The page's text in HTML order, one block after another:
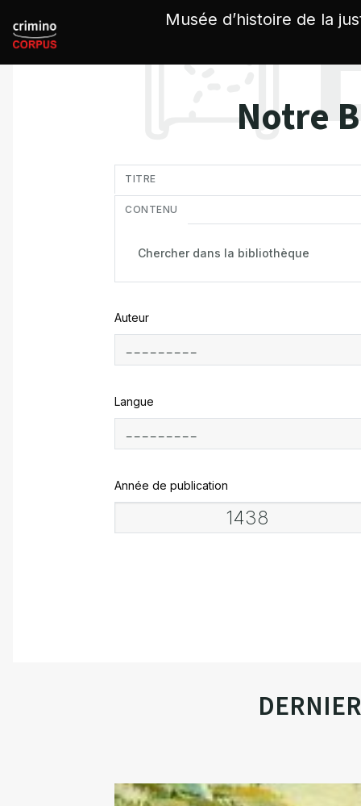
Musée d’histoire de la
Notre
TITRE
CONTENU
Auteur
Langue
Année de publication
Panneau de gestion des cookies